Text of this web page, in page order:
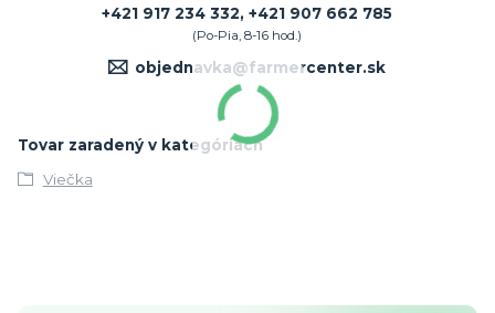
+421 917 234 332, +421 907 662 785
(Po-Pia, 8-16 hod.)
objednavka@farmercenter.sk
Tovar zaradený v kategóriách
Viečka